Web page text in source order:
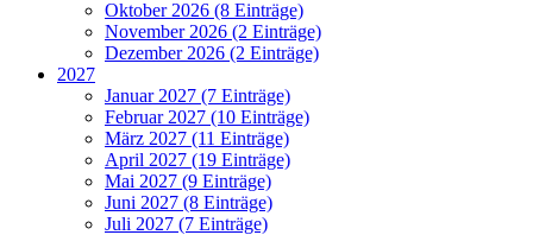
Oktober 2026 (8 Einträge)
November 2026 (2 Einträge)
Dezember 2026 (2 Einträge)
2027
Januar 2027 (7 Einträge)
Februar 2027 (10 Einträge)
März 2027 (11 Einträge)
April 2027 (19 Einträge)
Mai 2027 (9 Einträge)
Juni 2027 (8 Einträge)
Juli 2027 (7 Einträge)